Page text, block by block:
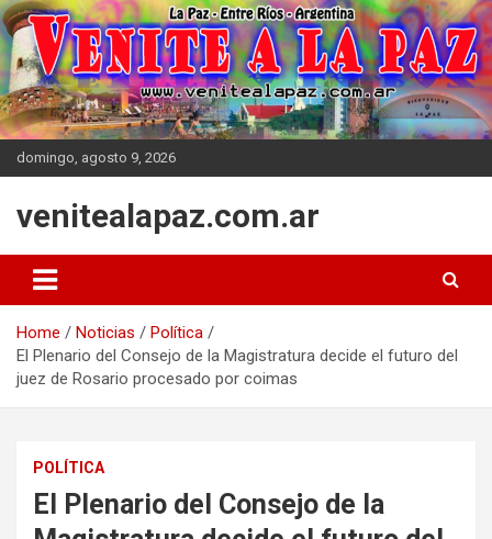
Skip
to
content
domingo, agosto 9, 2026
venitealapaz.com.ar
Home Noticias
Política
El Plenario del Consejo de la Magistratura decide el futuro del
juez de Rosario procesado por coimas
POLÍTICA
El Plenario del Consejo de la